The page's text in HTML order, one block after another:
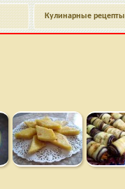
Кулинарные рецепты